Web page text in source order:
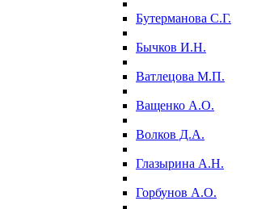
Бутерманова С.Г.
Бычков И.Н.
Ватлецова М.П.
Ващенко А.О.
Волков Д.А.
Глазырина А.Н.
Горбунов А.О.